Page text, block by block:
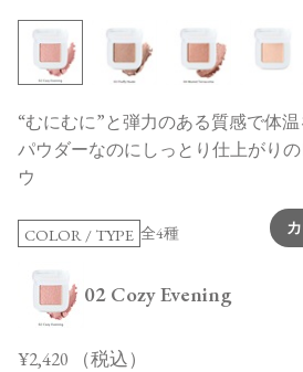
“むにむに”と弾力のある質感で体温
パウダーなのにしっとり仕上がり
ウ
COLOR / TYPE 全4種
02 Cozy Evening
¥2,420 （税込）